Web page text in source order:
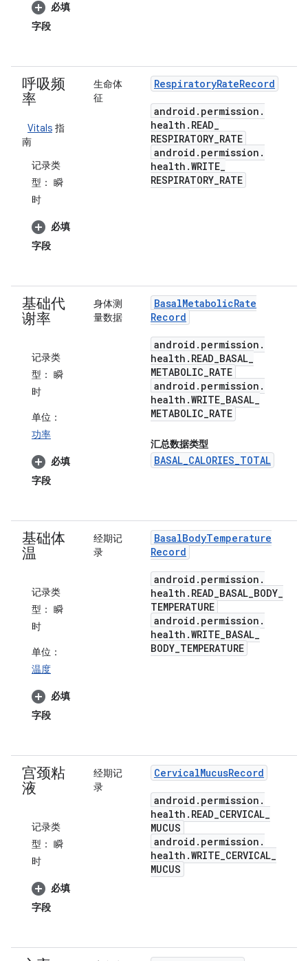
必填
字段
呼吸频
率
Vitals 指
南
记录类
型： 瞬
时
必填
字段
生命体
征
RespiratoryRateRecord
android . permission .
health . READ_
RESPIRATORY_RATE
android . permission .
health .WRITE_
RESPIRATORY_RATE
基础代
谢率
记录类
型： 瞬
时
单位：
功率
必填
字段
身体测
量数据
BasalMetabolicRate
Record
android . permission .
health . READ_BASAL_
METABOLIC_RATE
android . permission .
health .WRITE_BASAL_
METABOLIC_RATE
汇总数据类型
BASAL_CALORIES_TOTAL
基础体
温
记录类
型： 瞬
时
单位：
温度
必填
字段
经期记
录
BasalBodyTemperature
Record
android . permission .
health . READ_BASAL_BODY_
TEMPERATURE
android . permission .
health .WRITE_BASAL_
BODY_TEMPERATURE
宫颈粘
液
记录类
型： 瞬
时
必填
字段
经期记
录
CervicalMucusRecord
android . permission .
health . READ_CERVICAL_
MUCUS
android . permission .
health .WRITE_CERVICAL_
MUCUS